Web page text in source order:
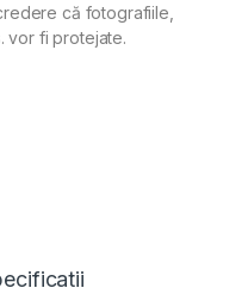
că fotografiile,
vor fi protejate.